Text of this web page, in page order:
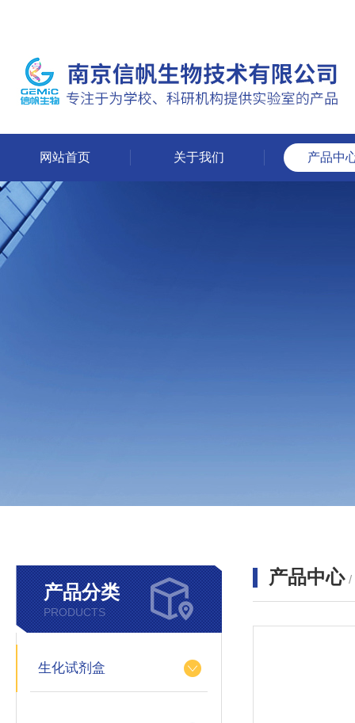
网站首页 关于我们 产品中
产品分类
PRODUCTS
生化试剂盒
产品中心 /